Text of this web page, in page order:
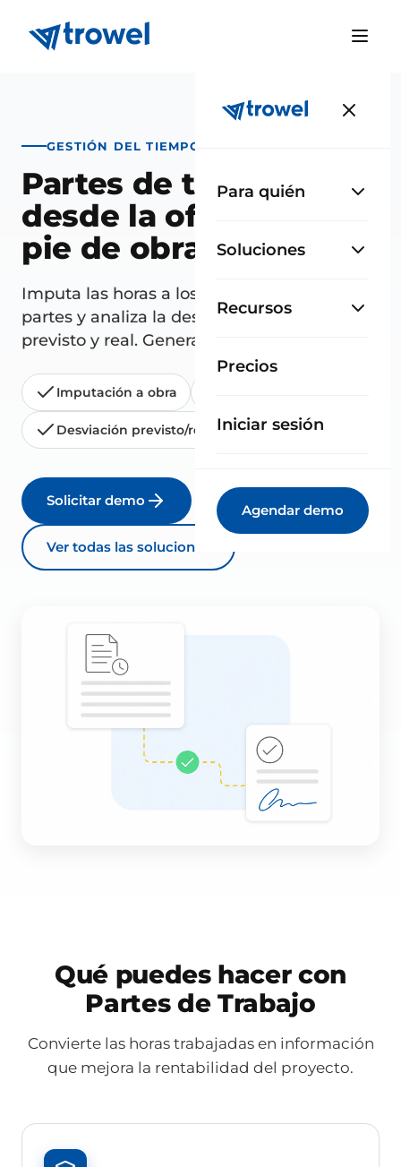
Para quién
Soluciones
Recursos
Precios
Iniciar sesión
Agendar demo
GESTIÓN DEL TIEMPO
Partes de trabajo
desde la oficina o a
pie de obra
Imputa las horas a los proyectos, valida los
partes y analiza la desviación entre tiempo
previsto y real. Genera facturas en un clic.
Imputación a obra
Desviación previsto/real Facturación
Solicitar demo
Ver todas las soluciones
Qué puedes hacer con
Partes de Trabajo
Convierte las horas trabajadas en información
que mejora la rentabilidad del proyecto.